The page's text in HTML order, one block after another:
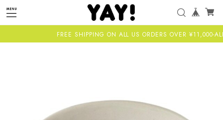
FREE SHIPPING ON ALL US ORDERS OVER ¥11,000-ALL